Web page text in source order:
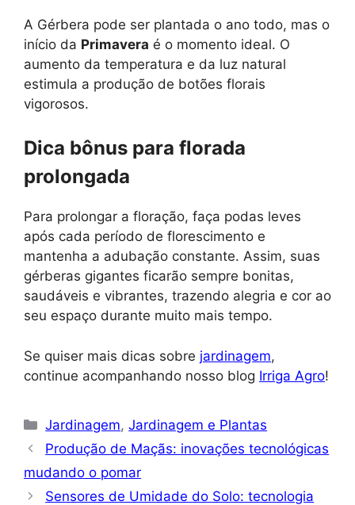
A Gérbera pode ser plantada o ano todo, mas o
início da Primavera é o momento ideal. O
aumento da temperatura e da luz natural
estimula a produção de botões florais
vigorosos.
Dica bônus para florada
prolongada
Para prolongar a floração, faça podas leves
após cada período de florescimento e
mantenha a adubação constante. Assim, suas
gérberas gigantes ficarão sempre bonitas,
saudáveis e vibrantes, trazendo alegria e cor ao
seu espaço durante muito mais tempo.
Se quiser mais dicas sobre jardinagem,
continue acompanhando nosso blog Irriga Agro!
Categorias
Jardinagem,Jardinagem e Plantas
Produção de Maçãs: inovações tecnológicas
mudando o pomar
Sensores de Umidade do Solo: tecnologia